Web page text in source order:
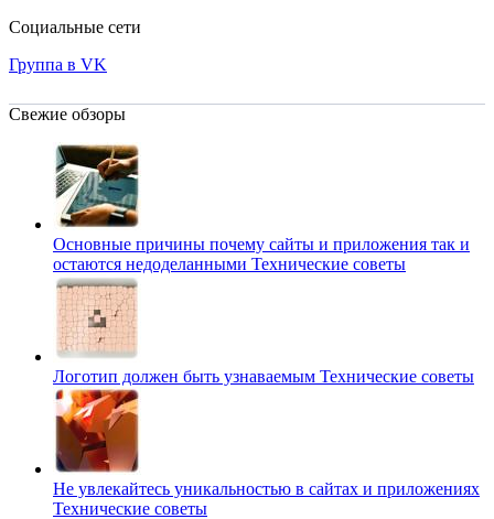
Социальные сети
Группа в VK
Свежие обзоры
Основные причины почему сайты и приложения так и
остаются недоделанными Технические советы
Логотип должен быть узнаваемым Технические советы
Не увлекайтесь уникальностью в сайтах и приложениях
Технические советы